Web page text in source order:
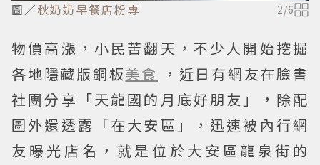
圖／秋奶奶早餐店粉專 2/6
物價高漲，小民苦翻天，不少人開始挖掘
各地隱藏版銅板美食
，近日有網友在臉書
社團分享「天龍國的月底好朋友」，除配
圖外還透露「在大安區」，迅速被內行網
友曝光店名，就是位於大安區龍泉街的